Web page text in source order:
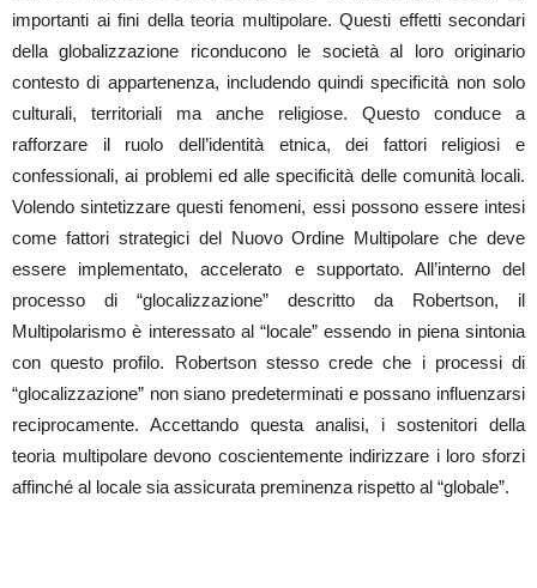
importanti ai fini della teoria multipolare. Questi effetti secondari
della globalizzazione riconducono le società al loro originario
contesto di appartenenza, includendo quindi specificità non solo
culturali, territoriali ma anche religiose. Questo conduce a
rafforzare il ruolo dell’identità etnica, dei fattori religiosi e
confessionali, ai problemi ed alle specificità delle comunità locali.
Volendo sintetizzare questi fenomeni, essi possono essere intesi
come fattori strategici del Nuovo Ordine Multipolare che deve
essere implementato, accelerato e supportato. All’interno del
processo di “glocalizzazione” descritto da Robertson, il
Multipolarismo è interessato al “locale” essendo in piena sintonia
con questo profilo. Robertson stesso crede che i processi di
“glocalizzazione” non siano predeterminati e possano influenzarsi
reciprocamente. Accettando questa analisi, i sostenitori della
teoria multipolare devono coscientemente indirizzare i loro sforzi
affinché al locale sia assicurata preminenza rispetto al “globale”.